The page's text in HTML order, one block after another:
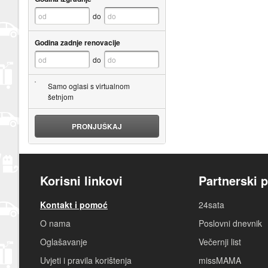
do
Godina zadnje renovacije
do
Samo oglasi s virtualnom
šetnjom
PRONJUŠKAJ
Korisni linkovi
Kontakt i pomoć
O nama
Oglašavanje
Uvjeti i pravila korištenja
Partnerski
24sata
Poslovni dnevnik
Večernji list
missMAMA